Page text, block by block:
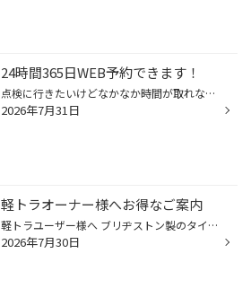
24時間365日WEB予約できます！
点検に行きたいけどなかなか時間が取れない・・・ 週末は混んでいるから作業時間がかかるだろうな・・・ そんな心配はいりません(*^^)v 当店では24時間365日WEBから作業予約を承っています！ もちろん相談や点検だけでも予約ＯＫ(^_-)-☆ ぜひご利用ください！ 来店WEB予約はコチラから！ ＃タイヤ点...
2026年7月31日
軽トラオーナー様へお得なご案内
軽トラユーザー様へ ブリヂストン製のタイヤを特別価格で提供いたします。 「月曜」だけの限定価格！ ■145/80R12 4本セット特別価格：16,800円（税込/工賃別） より安心・快適にお使いいただけるよう、この機会にタイヤ交換しませんか？ 是非ご来店をお待ちしております。
2026年7月30日